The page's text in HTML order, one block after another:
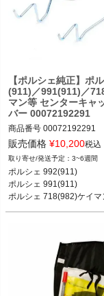
【ポルシェ純正】ポ
(911)／991(911)／
マン等 センターキャ
バー 00072192291
商品番号 00072192291
ポルシェ 992(911) カレラ
カレラ4S／GT3 18-
ポルシェ 991(911) カレラ
カレラ4／カレラ4S／タ
S／GT3／GT3 RS 11-18
ポルシェ 997(911) カレ
レラ4GTS／ターボ／ター
GT2RS／GT3／GT3 RS
ポルシェ 996(911) カレ
ブリオレ／カレラ4／カレ
オレ／カレラ4S／カレラ
販売価格 ¥10,200税込
3~6週間
ポルシェ 992(911)
ポルシェ 991(911)
ポルシェ 718(982)ケイマ